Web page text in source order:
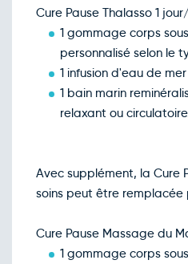
Cure Pause Thalasso 1
1 gommage corps
personnalisé selon le
1 infusion d'eau de
1 bain marin
relaxant ou
Avec supplément, la Cure
soins peut être remplacée
Cure Pause Massage du
1 gommage corps